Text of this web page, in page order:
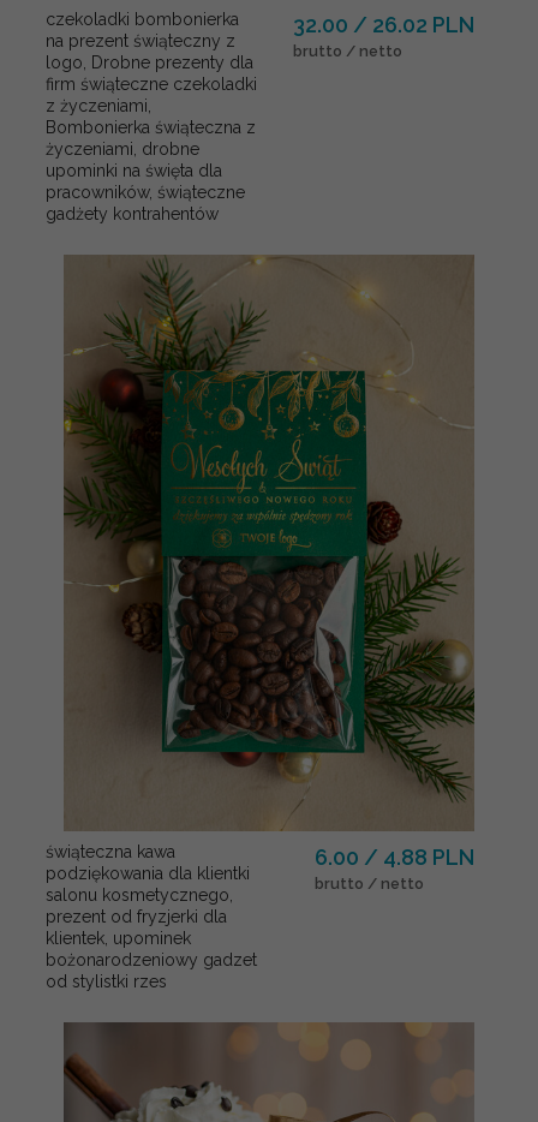
czekoladki bombonierka
na prezent świąteczny z
logo, Drobne prezenty dla
firm świąteczne czekoladki
z życzeniami,
Bombonierka świąteczna z
życzeniami, drobne
upominki na święta dla
pracowników, świąteczne
gadżety kontrahentów
32.00 / 26.02 PLN
brutto / netto
świąteczna kawa
podziękowania dla klientki
salonu kosmetycznego,
prezent od fryzjerki dla
klientek, upominek
bożonarodzeniowy gadzet
od stylistki rzes
6.00 / 4.88 PLN
brutto / netto